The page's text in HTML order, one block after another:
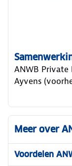
ANWB Private
Ayvens
Meer over
Voordelen